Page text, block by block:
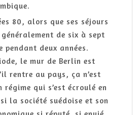
80, alors que ses séjours
de six à sept
pendant deux années.
le mur de Berlin est
rentre au pays, ça n’est
régime qui s’est écroulé en
la société suédoise et son